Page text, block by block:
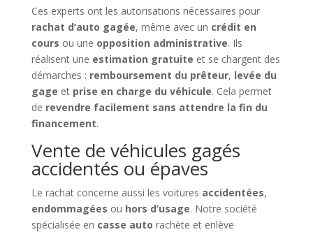
Ces experts ont les autorisations nécessaires pour
rachat d’auto gagée, même avec un crédit en
cours ou une opposition administrative. Ils
réalisent une estimation gratuite et se chargent des
démarches : remboursement du prêteur, levée du
gage et prise en charge du véhicule. Cela permet
de revendre facilement sans attendre la fin du
financement.
Vente de véhicules gagés
accidentés ou épaves
Le rachat concerne aussi les voitures accidentées,
endommagées ou hors d’usage. Notre société
spécialisée en casse auto rachète et enlève